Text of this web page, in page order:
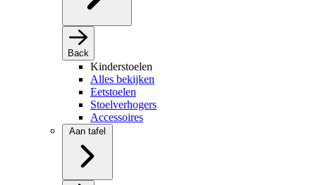
Back
Kinderstoelen
Alles bekijken
Eetstoelen
Stoelverhogers
Accessoires
Aan tafel